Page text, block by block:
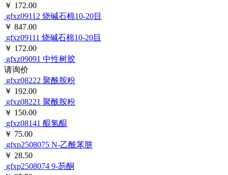
￥ 172.00
gfxz09112 烧碱石棉10-20目
￥ 847.00
gfxz09111 烧碱石棉10-20目
￥ 172.00
gfxz09091 中性树胶
请询价
gfxz08222 聚酰胺粉
￥ 192.00
gfxz08221 聚酰胺粉
￥ 150.00
gfxz08141 醌氢醌
￥ 75.00
gfxp2508075 N-乙酰苯肼
￥ 28.50
gfxp2508074 9-芴酮